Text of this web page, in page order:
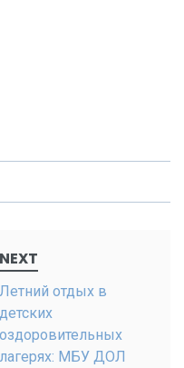
NEXT
Летний отдых в
детских
оздоровительных
лагерях: МБУ ДОЛ